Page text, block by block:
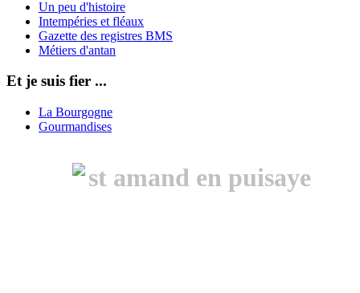
Un peu d'histoire
Intempéries et fléaux
Gazette des registres BMS
Métiers d'antan
Et je suis fier ...
La Bourgogne
Gourmandises